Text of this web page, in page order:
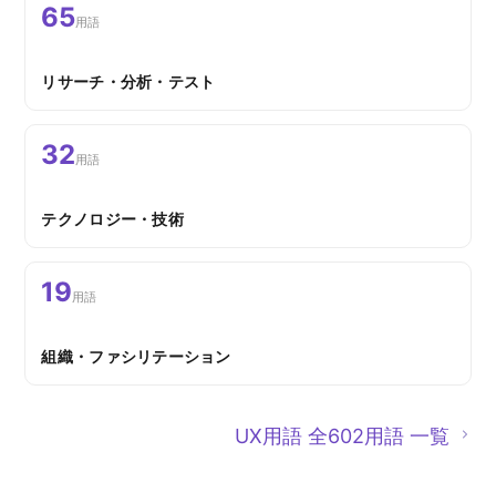
65用語
リサーチ・分析・テスト
32用語
テクノロジー・技術
19用語
組織・ファシリテーション
UX用語 全602用語 一覧